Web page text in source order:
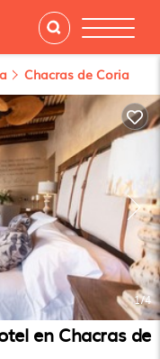
Chacras de Coria
1/4
en Chacras de